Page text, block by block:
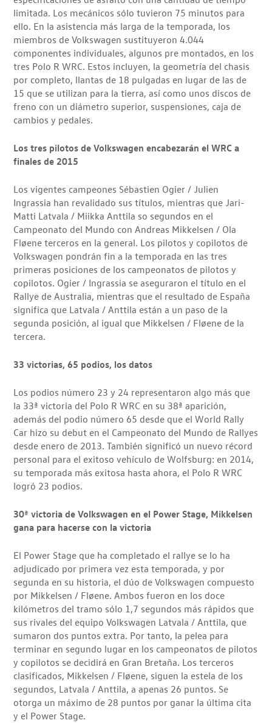
limitada. Los mecánicos sólo tuvieron 75 minutos para
ello. En la asistencia más larga de la temporada, los
miembros de Volkswagen sustituyeron 4.044
componentes individuales, algunos pre montados, en los
tres Polo R WRC. Estos incluyen, la geometría del chasis
por completo, llantas de 18 pulgadas en lugar de las de
15 que se utilizan para la tierra, así como unos discos de
freno con un diámetro superior, suspensiones, caja de
cambios y pedales.
Los tres pilotos de Volkswagen encabezarán el WRC a
finales de 2015
Los vigentes campeones Sébastien Ogier / Julien
Ingrassia han revalidado sus títulos, mientras que Jari-
Matti Latvala / Miikka Anttila so segundos en el
Campeonato del Mundo con Andreas Mikkelsen / Ola
Fløene terceros en la general. Los pilotos y copilotos de
Volkswagen pondrán fin a la temporada en las tres
primeras posiciones de los campeonatos de pilotos y
copilotos. Ogier / Ingrassia se aseguraron el título en el
Rallye de Australia, mientras que el resultado de España
significa que Latvala / Anttila están a un paso de la
segunda posición, al igual que Mikkelsen / Fløene de la
tercera.
33 victorias, 65 podios, los datos
Los podios número 23 y 24 representaron algo más que
la 33ª victoria del Polo R WRC en su 38ª aparición,
además del podio número 65 desde que el World Rally
Car hizo su debut en el Campeonato del Mundo de Rallyes
desde enero de 2013. También significó un nuevo récord
personal para el exitoso vehículo de Wolfsburg: en 2014,
su temporada más exitosa hasta ahora, el Polo R WRC
logró 23 podios.
30ª victoria de Volkswagen en el Power Stage, Mikkelsen
gana para hacerse con la victoria
El Power Stage que ha completado el rallye se lo ha
adjudicado por primera vez esta temporada, y por
segunda en su historia, el dúo de Volkswagen compuesto
por Mikkelsen / Fløene. Ambos fueron en los doce
kilómetros del tramo sólo 1,7 segundos más rápidos que
sus rivales del equipo Volkswagen Latvala / Anttila, que
sumaron dos puntos extra. Por tanto, la pelea para
terminar en segundo lugar en los campeonatos de pilotos
y copilotos se decidirá en Gran Bretaña. Los terceros
clasificados, Mikkelsen / Fløene, siguen la estela de los
segundos, Latvala / Anttila, a apenas 26 puntos. Se
otorga un máximo de 28 puntos por ganar la última cita
y el Power Stage.